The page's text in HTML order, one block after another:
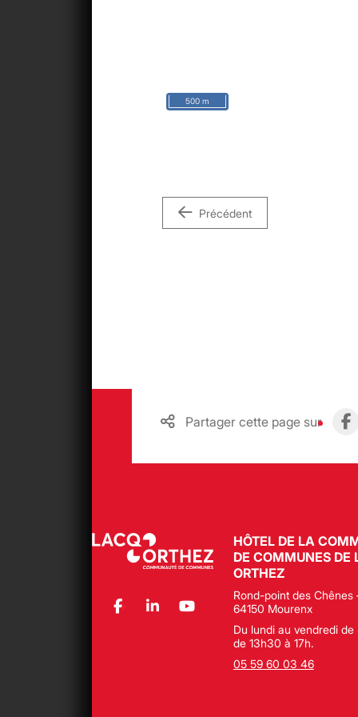
500 m
Précédent
Partager cette page sur
HÔTEL DE LA
DE COMMUNES DE
ORTHEZ
Rond-point des Chênes
64150 Mourenx
Du lundi au vendredi de
de 13h30 à 17h.
05 59 60 03 46